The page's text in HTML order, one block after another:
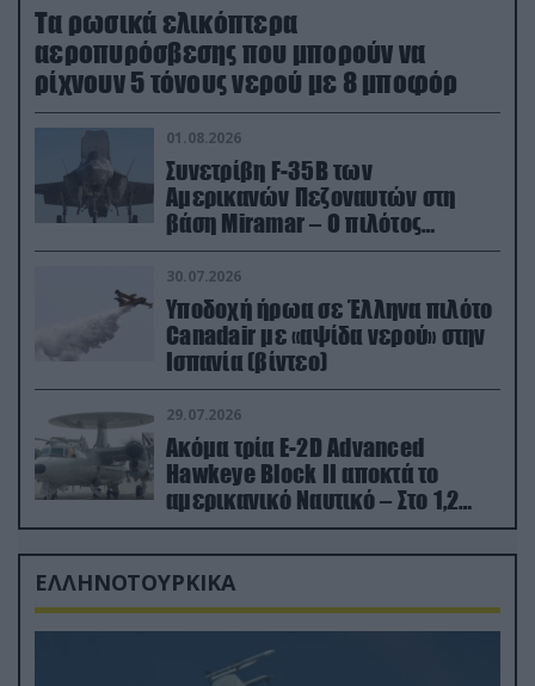
Τα ρωσικά ελικόπτερα
αεροπυρόσβεσης που μπορούν να
ρίχνουν 5 τόνους νερού με 8 μποφόρ
01.08.2026
Συνετρίβη F-35B των
Αμερικανών Πεζοναυτών στη
βάση Miramar – Ο πιλότος
εκτινάχθηκε εγκαίρως
30.07.2026
Υποδοχή ήρωα σε Έλληνα πιλότο
Canadair με «αψίδα νερού» στην
Ισπανία (βίντεο)
29.07.2026
Ακόμα τρία E-2D Advanced
Hawkeye Block II αποκτά το
αμερικανικό Ναυτικό – Στο 1,2
δισ.δολάρια το κόστος
ΕΛΛΗΝΟΤΟΥΡΚΙΚΑ